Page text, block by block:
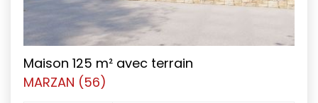
Maison 125 m² avec terrain
MARZAN (56)